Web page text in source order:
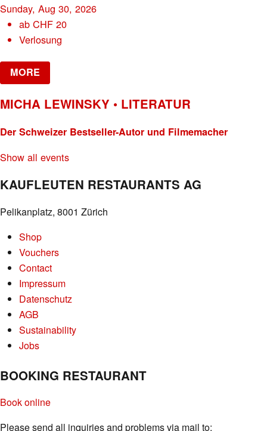
Sunday, Aug 30, 2026
abCHF 20
Verlosung
MORE
MICHA LEWINSKY • LITERATUR
Der Schweizer Bestseller-Autor und Filmemacher
Show all events
KAUFLEUTEN RESTAURANTS AG
Pelikanplatz, 8001 Zürich
Shop
Vouchers
Contact
Impressum
Datenschutz
AGB
Sustainability
Jobs
BOOKING RESTAURANT
Book online
Please send all inquiries and problems via mail to: